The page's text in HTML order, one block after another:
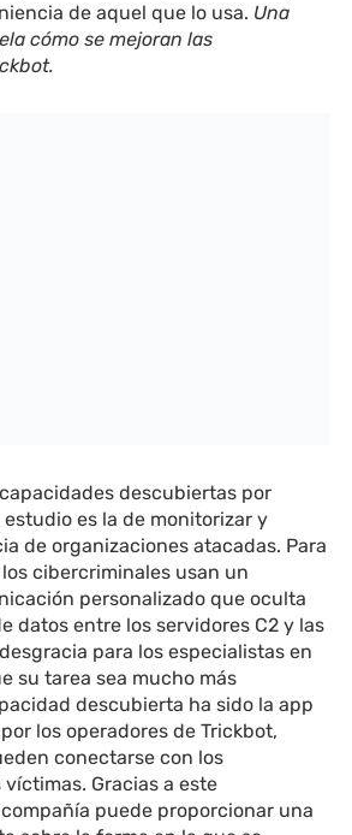
de aquel que lo usa. Una
cómo se mejoran las
descubiertas por
estudio es la de monitorizar y
de organizaciones atacadas. Para
cibercriminales usan un
personalizado que oculta
datos entre los servidores C2 y las
para los especialistas en
su tarea sea mucho más
descubierta ha sido la app
los operadores de Trickbot,
conectarse con los
Gracias a este
puede proporcionar una